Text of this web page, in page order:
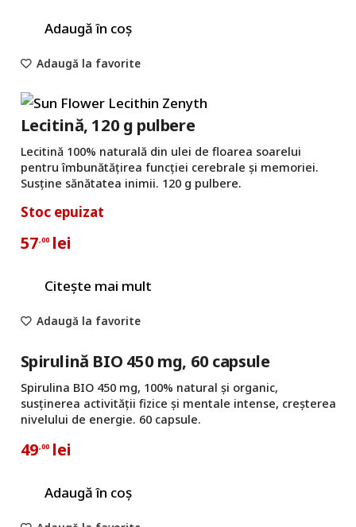
Adaugă în coș
Adaugă la favorite
Lecitină, 120 g pulbere
Lecitină 100% naturală din ulei de floarea soarelui
pentru îmbunătățirea funcției cerebrale și memoriei.
Susține sănătatea inimii. 120 g pulbere.
Stoc epuizat
57,00 lei
Citește mai mult
Adaugă la favorite
Spirulină BIO 450 mg, 60 capsule
Spirulina BIO 450 mg, 100% natural și organic,
susținerea activității fizice și mentale intense, creșterea
nivelului de energie. 60 capsule.
49,00 lei
Adaugă în coș